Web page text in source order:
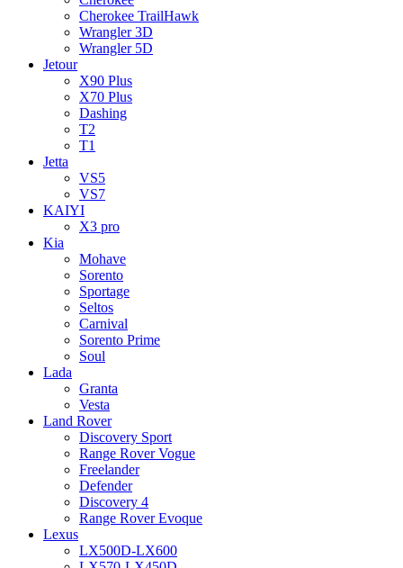
Cherokee TrailHawk
Wrangler 3D
Wrangler 5D
Jetour
X90 Plus
X70 Plus
Dashing
T2
T1
Jetta
VS5
VS7
KAIYI
X3 pro
Kia
Mohave
Sorento
Sportage
Seltos
Carnival
Sorento Prime
Soul
Lada
Granta
Vesta
Land Rover
Discovery Sport
Range Rover Vogue
Freelander
Defender
Discovery 4
Range Rover Evoque
Lexus
LX500D-LX600